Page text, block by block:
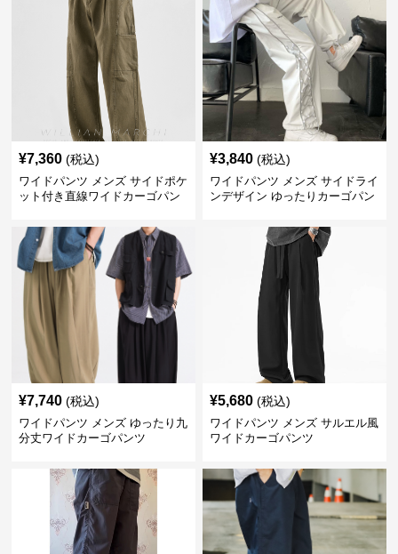
¥7,360 (税込)
ワイドパンツ メンズ サイドポケ
ット付き直線ワイドカーゴパン
¥3,840 (税込)
ワイドパンツ メンズ サイドライ
ンデザイン ゆったりカーゴパン
¥7,740 (税込)
ワイドパンツ メンズ ゆったり九
分丈ワイドカーゴパンツ
¥5,680 (税込)
ワイドパンツ メンズ サルエル風
ワイドカーゴパンツ